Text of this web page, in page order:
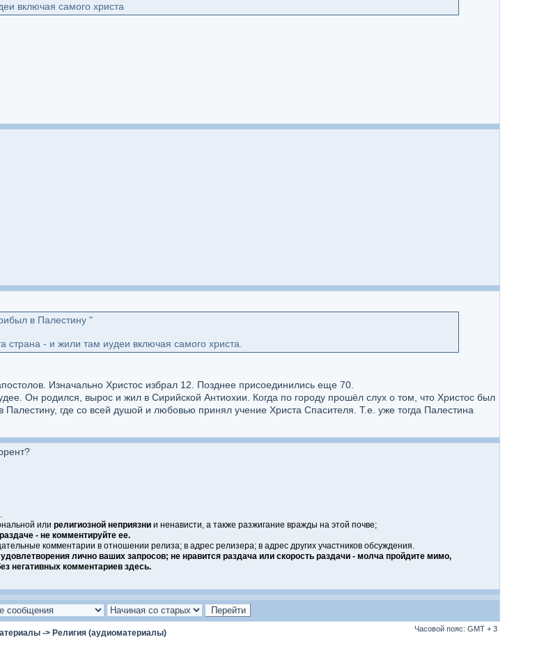
включая самого христа
в Палестину "
страна - и жили там иудеи включая самого христа.
Изначально Христос избрал 12. Позднее присоединились еще 70.
Он родился, вырос и жил в Сирийской Антиохии. Когда по городу прошёл слух о том, что Христос был
где со всей душой и любовью принял учение Христа Спасителя. Т.е. уже тогда Палестина
или религиозной неприязнии ненависти, а также разжигание вражды на этой почве;
- не комментируйте ее.
комментарии в отношении релиза; в адрес релизера; в адрес других участников обсуждения.
лично ваших запросов; не нравится раздача или скорость раздачи - молча пройдите мимо,
негативных комментариев здесь.
-> Религия (аудиоматериалы) Часовой пояс: GMT + 3